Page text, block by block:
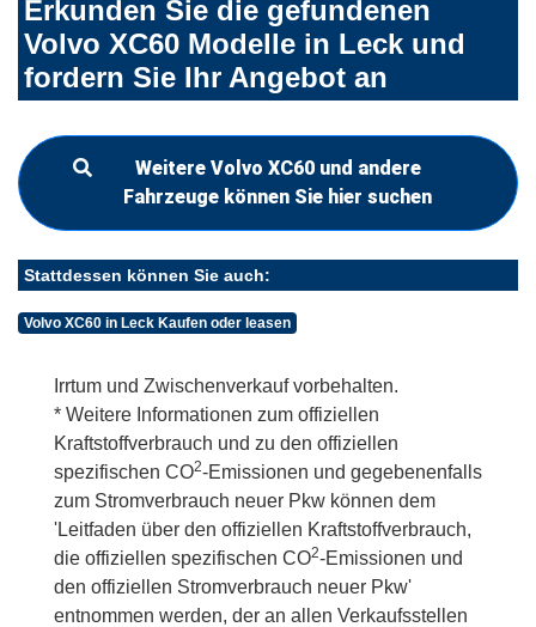
Erkunden Sie die gefundenen
Volvo XC60 Modelle in Leck und
fordern Sie Ihr Angebot an
Weitere Volvo XC60 und andere
Fahrzeuge können Sie hier suchen
Stattdessen können Sie auch:
Volvo XC60 in Leck Kaufen oder leasen
Irrtum und Zwischenverkauf vorbehalten.
* Weitere Informationen zum offiziellen
Kraftstoffverbrauch und zu den offiziellen
spezifischen CO2-Emissionen und gegebenenfalls
zum Stromverbrauch neuer Pkw können dem
'Leitfaden über den offiziellen Kraftstoffverbrauch,
die offiziellen spezifischen CO2-Emissionen und
den offiziellen Stromverbrauch neuer Pkw'
entnommen werden, der an allen Verkaufsstellen